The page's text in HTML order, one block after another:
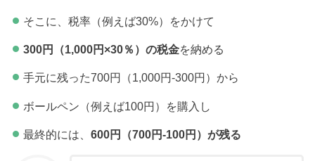
そこに、税率（例えば30%）をかけて
300円（1,000円×30％）の税金を納める
手元に残った700円（1,000円-300円）から
ボールペン（例えば100円）を購入し
最終的には、 600円（700円-100円）が残る